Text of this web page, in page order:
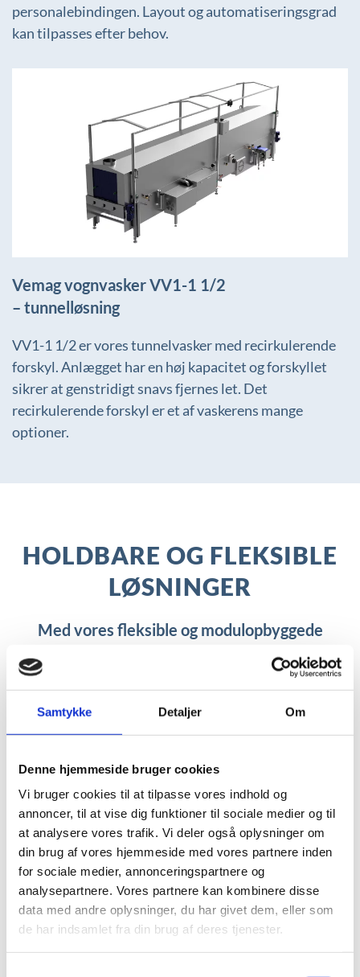
Samtykke Detaljer Om
Denne hjemmeside bruger cookies
Vi bruger cookies til at tilpasse vores indhold og
annoncer, til at vise dig funktioner til sociale medier og til
at analysere vores trafik. Vi deler også oplysninger om
din brug af vores hjemmeside med vores partnere inden
for sociale medier, annonceringspartnere og
analysepartnere. Vores partnere kan kombinere disse
data med andre oplysninger, du har givet dem, eller som
de har indsamlet fra din brug af deres tjenester.
personalebindingen. Layout og automatiseringsgrad
kan tilpasses efter behov.
Vemag vognvasker VV1-1 1/2
– tunnelløsning
VV1-1 1/2 er vores tunnelvasker med recirkulerende
forskyl. Anlægget har en høj kapacitet og forskyllet
sikrer at genstridigt snavs fjernes let. Det
recirkulerende forskyl er et af vaskerens mange
optioner.
HOLDBARE OG FLEKSIBLE
LØSNINGER
Med vores fleksible og modulopbyggede
rengøringssystemer kan vi tilpasse vores
løsninger, så de opfylder dine specifikke krav til
kapacitet, funktionalitet og fysiske forhold.
Vi har fokus på at producere produkter af høj kvalitet
og samtidig holde et bæredygtigt miljø for øje. Vi går
ikke på kompromis med vores materialevalg, og vores
erfaringer viser tydeligt, at vores maskiner er mere
holdbare, end dem vi sammenligner os med i
markedet.
Vores vaskesystemer er et modulært system, der giver
muligheden for at vokse i takt med at virksomheden
udvides. Du kan supplere og udbygge dit vaskesystem